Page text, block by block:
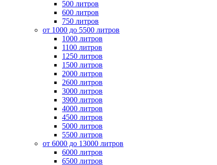
500 литров
600 литров
750 литров
от 1000 до 5500 литров
1000 литров
1100 литров
1250 литров
1500 литров
2000 литров
2600 литров
3000 литров
3900 литров
4000 литров
4500 литров
5000 литров
5500 литров
от 6000 до 13000 литров
6000 литров
6500 литров